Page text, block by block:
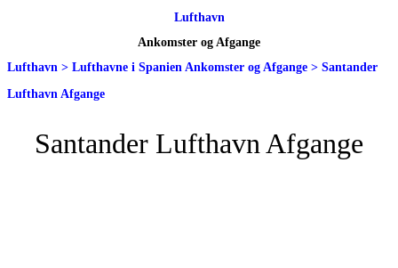
Lufthavn
Ankomster og Afgange
Lufthavn > Lufthavne i Spanien Ankomster og Afgange > Santander
Lufthavn Afgange
Santander Lufthavn Afgange